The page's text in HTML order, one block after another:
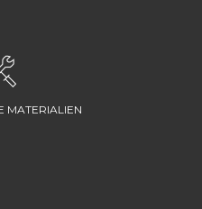
MATERIALIEN